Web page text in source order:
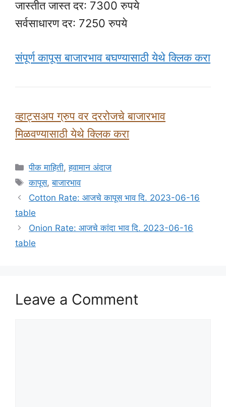
जास्तीत जास्त दर: 7300 रुपये
सर्वसाधारण दर: 7250 रुपये
संपूर्ण कापूस बाजारभाव बघण्यासाठी येथे क्लिक करा
व्हाट्सअप ग्रुप वर दररोजचे बाजारभाव
मिळवण्यासाठी येथे क्लिक करा
Categories
पीक माहिती,हवामान अंदाज
Tags
कापूस,बाजारभाव
Cotton Rate: आजचे कापूस भाव दि. 2023-06-16
table
Onion Rate: आजचे कांदा भाव दि. 2023-06-16
table
Leave a Comment